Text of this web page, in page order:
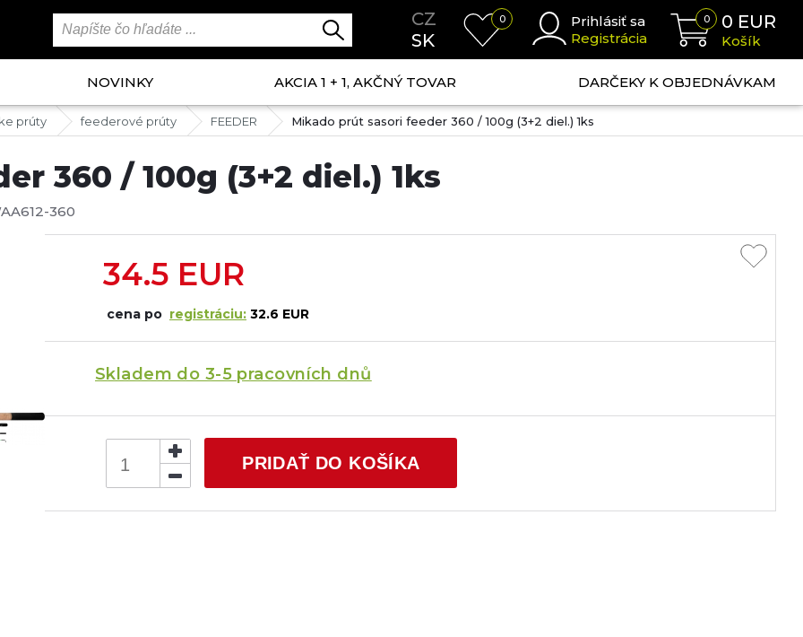
CZ
SK
0
Prihlásiť sa
Registrácia
0 0 EUR
Košík
NOVINKY AKCIA 1 + 1, AKČNÝ TOVAR DARČEKY K OBJEDNÁVKAM
prúty feederové prúty FEEDER Mikado prút sasori feeder 360 / 100g (3+2 diel.) 1ks
360 / 100g (3+2 diel.) 1ks
360
34.5 EUR
cena po registráciu: 32.6 EUR
Skladem do 3-5 pracovních dnů
PRIDAŤ DO KOŠÍKA